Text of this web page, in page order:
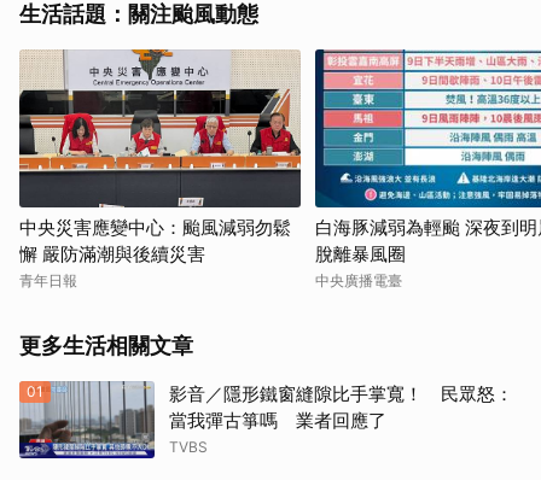
生活話題：關注颱風動態
中央災害應變中心：颱風減弱勿鬆
懈 嚴防滿潮與後續災害
青年日報
白海豚減弱為輕颱 深夜到
脫離暴風圈
中央廣播電臺
更多生活相關文章
01
影音／隱形鐵窗縫隙比手掌寬！ 民眾怒：
當我彈古箏嗎 業者回應了
TVBS